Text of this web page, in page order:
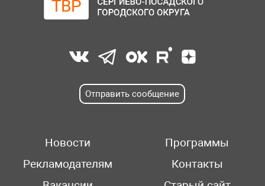
Отправить сообщение
Новости
Программы
Рекламодателям
Контакты